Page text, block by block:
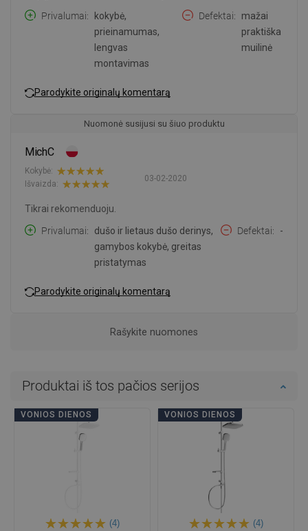
Privalumai
kokybė,
prieinamumas,
lengvas
montavimas
Defektai
mažai
praktiška
muilinė
Parodykite originalų komentarą
Nuomonė susijusi su šiuo produktu
MichC
03-02-2020
Kokybė:
Išvaizda:
Tikrai rekomenduoju.
Privalumai
dušo ir lietaus dušo derinys,
gamybos kokybė, greitas
pristatymas
Defektai -
Parodykite originalų komentarą
Rašykite nuomones
Produktai iš tos pačios serijos
VONIOS DIENOS
(4)
VONIOS DIENOS
(4)